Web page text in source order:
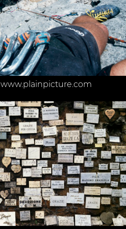
www.plainpicture.com